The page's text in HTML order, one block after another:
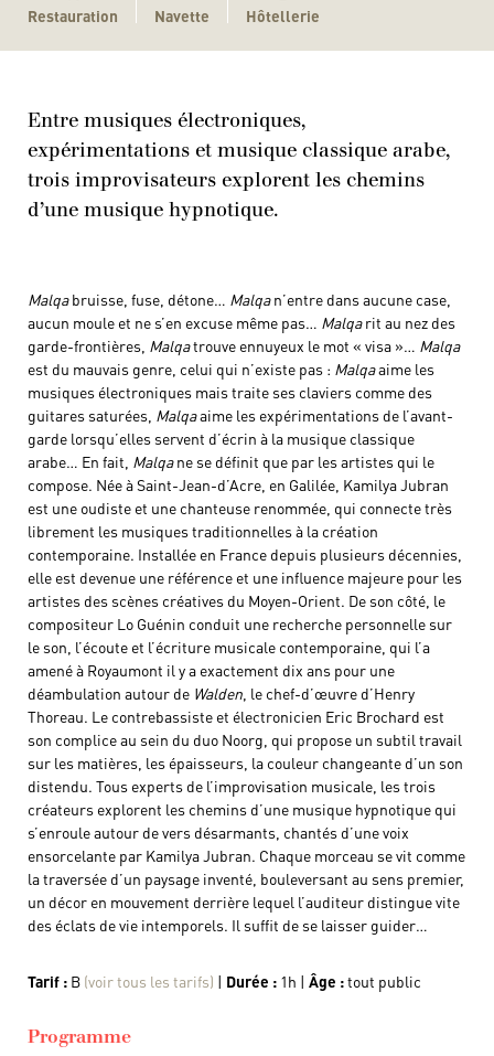
Restauration Navette Hôtellerie
Entre musiques électroniques,
expérimentations et musique classique arabe,
trois improvisateurs explorent les chemins
d’une musique hypnotique.
Malqabruisse, fuse, détone… Malqan’entre dans aucune case,
aucun moule et ne s’en excuse même pas… Malqarit au nez des
garde-frontières, Malqatrouve ennuyeux le mot « visa »… Malqa
est du mauvais genre, celui qui n’existe pas : Malqaaime les
musiques électroniques mais traite ses claviers comme des
guitares saturées, Malqaaime les expérimentations de l’avant-
garde lorsqu’elles servent d’écrin à la musique classique
arabe… En fait, Malqane se définit que par les artistes qui le
compose. Née à Saint-Jean-d’Acre, en Galilée, Kamilya Jubran
est une oudiste et une chanteuse renommée, qui connecte très
librement les musiques traditionnelles à la création
contemporaine. Installée en France depuis plusieurs décennies,
elle est devenue une référence et une influence majeure pour les
artistes des scènes créatives du Moyen-Orient. De son côté, le
compositeur Lo Guénin conduit une recherche personnelle sur
le son, l’écoute et l’écriture musicale contemporaine, qui l’a
amené à Royaumont il y a exactement dix ans pour une
déambulation autour de Walden , le chef-d’œuvre d’Henry
Thoreau. Le contrebassiste et électronicien Eric Brochard est
son complice au sein du duo Noorg, qui propose un subtil travail
sur les matières, les épaisseurs, la couleur changeante d’un son
distendu. Tous experts de l’improvisation musicale, les trois
créateurs explorent les chemins d’une musique hypnotique qui
s’enroule autour de vers désarmants, chantés d’une voix
ensorcelante par Kamilya Jubran. Chaque morceau se vit comme
la traversée d’un paysage inventé, bouleversant au sens premier,
un décor en mouvement derrière lequel l’auditeur distingue vite
des éclats de vie intemporels. Il suffit de se laisser guider…
Tarif : B (voir tous les tarifs) | Durée : 1h | Âge :tout public
Programme